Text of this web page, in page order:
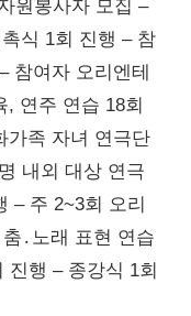
원봉사자 모집 –
식 1회 진행 – 참
참여자 오리엔테
연주 연습 18회
가족 자녀 연극단
내외 대상 연극
– 주 2~3회 오리
․노래 표현 연습
진행 – 종강식 1회